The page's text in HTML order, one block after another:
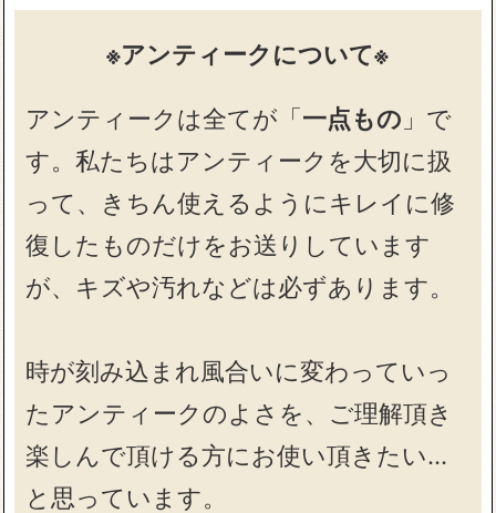
※アンティークについて※
アンティークは全てが「一点もの 」で
す。私たちはアンティークを大切に扱
って、きちん使えるようにキレイに修
復したものだけをお送りしています
が、キズや汚れなどは必ずあります。
時が刻み込まれ風合いに変わっていっ
たアンティークのよさを、ご理解頂き
楽しんで頂ける方にお使い頂きたい…
と思っています。